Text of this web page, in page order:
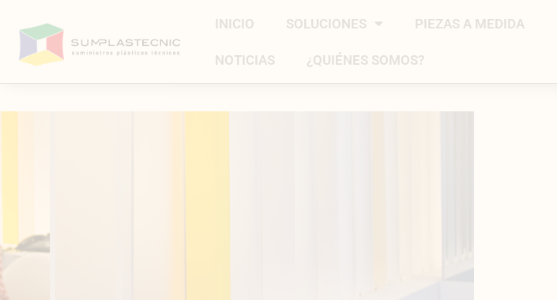
INICIO SOLUCIONES PIEZAS A MEDIDA
NOTICIAS ¿QUIÉNES SOMOS?